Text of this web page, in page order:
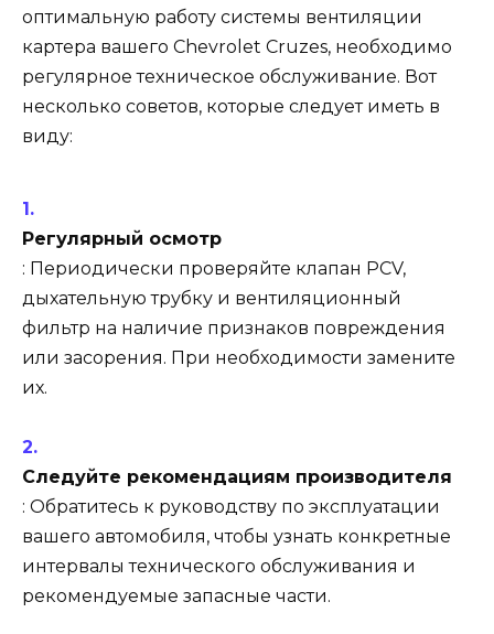
оптимальную работу системы вентиляции
картера вашего Chevrolet Cruzes, необходимо
регулярное техническое обслуживание. Вот
несколько советов, которые следует иметь в
виду:
Регулярный осмотр
: Периодически проверяйте клапан PCV,
дыхательную трубку и вентиляционный
фильтр на наличие признаков повреждения
или засорения. При необходимости замените
их.
Следуйте рекомендациям производителя
: Обратитесь к руководству по эксплуатации
вашего автомобиля, чтобы узнать конкретные
интервалы технического обслуживания и
рекомендуемые запасные части.